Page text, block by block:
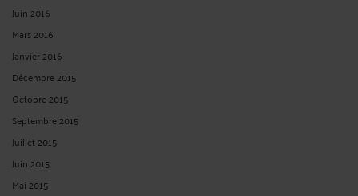
Juin 2016
Mars 2016
Janvier 2016
Décembre 2015
Octobre 2015
Septembre 2015
Juillet 2015
Juin 2015
Mai 2015